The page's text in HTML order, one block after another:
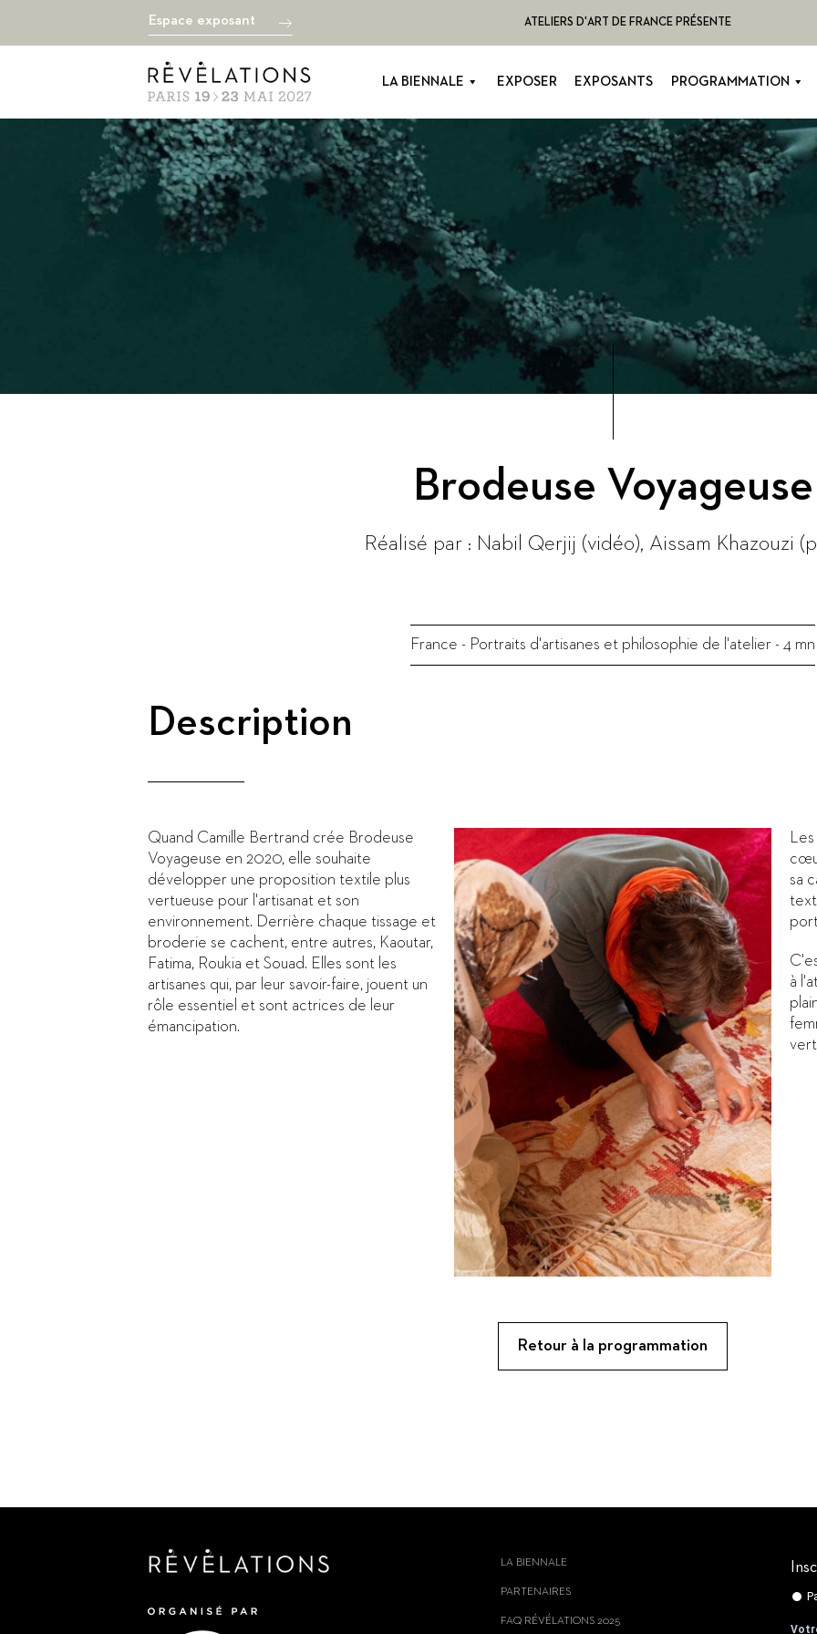
Espace exposant ATELIERS D'ART DE FRANCE PRÉSENTE
LA BIENNALE EXPOSER EXPOSANTS PROGRAMMATION
Brodeuse Voyageuse
Réalisé par : Nabil Qerjij (vidéo), Aissam Khazouzi
France - Portraits d'artisanes et philosophie de l'atelier - 4 mn
Description
Quand Camille Bertrand crée Brodeuse
Voyageuse en 2020, elle souhaite
développer une proposition textile plus
vertueuse pour l'artisanat et son
environnement. Derrière chaque tissage et
broderie se cachent, entre autres, Kaoutar,
Fatima, Roukia et Souad. Elles sont les
artisanes qui, par leur savoir-faire, jouent un
rôle essentiel et sont actrices de leur
émancipation.
sa
à
Retour à la programmation
LA BIENNALE
PARTENAIRES
FAQ RÉVÉLATIONS 2025